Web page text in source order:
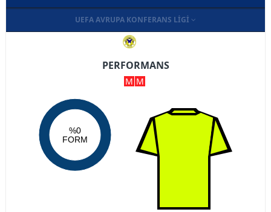
UEFA AVRUPA KONFERANS LIGI
PERFORMANS
M M
%0
FORM